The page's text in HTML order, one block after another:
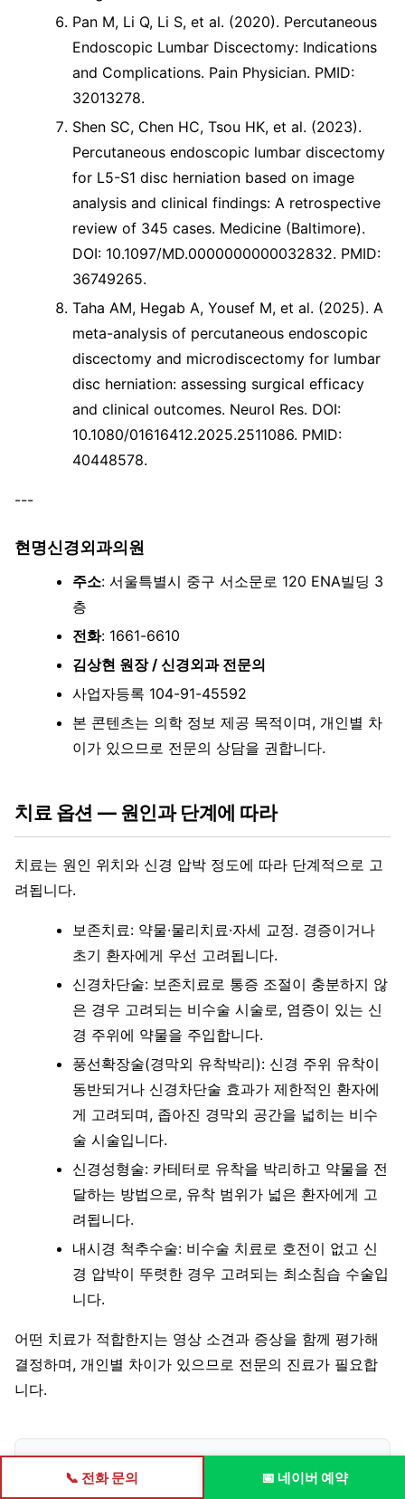
Pan M, Li Q, Li S, et al. (2020). Percutaneous
Endoscopic Lumbar Discectomy: Indications
and Complications. Pain Physician. PMID:
32013278.
Shen SC, Chen HC, Tsou HK, et al. (2023).
Percutaneous endoscopic lumbar discectomy
for L5-S1 disc herniation based on image
analysis and clinical findings: A retrospective
review of 345 cases. Medicine (Baltimore).
DOI: 10.1097/MD.0000000000032832. PMID:
36749265.
Taha AM, Hegab A, Yousef M, et al. (2025). A
meta-analysis of percutaneous endoscopic
discectomy and microdiscectomy for lumbar
disc herniation: assessing surgical efficacy
and clinical outcomes. Neurol Res. DOI:
10.1080/01616412.2025.2511086. PMID:
40448578.
---
현명신경외과의원
주소: 서울특별시 중구 서소문로 120 ENA빌딩 3
층
전화: 1661-6610
김상현 원장 / 신경외과 전문의
사업자등록 104-91-45592
본 콘텐츠는 의학 정보 제공 목적이며, 개인별 차
이가 있으므로 전문의 상담을 권합니다.
치료 옵션 — 원인과 단계에 따라
치료는 원인 위치와 신경 압박 정도에 따라 단계적으로 고
려됩니다.
보존치료: 약물·물리치료·자세 교정. 경증이거나
초기 환자에게 우선 고려됩니다.
신경차단술: 보존치료로 통증 조절이 충분하지 않
은 경우 고려되는 비수술 시술로, 염증이 있는 신
경 주위에 약물을 주입합니다.
풍선확장술(경막외 유착박리): 신경 주위 유착이
동반되거나 신경차단술 효과가 제한적인 환자에
게 고려되며, 좁아진 경막외 공간을 넓히는 비수
술 시술입니다.
신경성형술: 카테터로 유착을 박리하고 약물을 전
달하는 방법으로, 유착 범위가 넓은 환자에게 고
려됩니다.
내시경 척추수술: 비수술 치료로 호전이 없고 신
경 압박이 뚜렷한 경우 고려되는 최소침습 수술입
니다.
어떤 치료가 적합한지는 영상 소견과 증상을 함께 평가해
결정하며, 개인별 차이가 있으므로 전문의 진료가 필요합
니다.
수술 관련 글
📞 전화 문의 📅 네이버 예약